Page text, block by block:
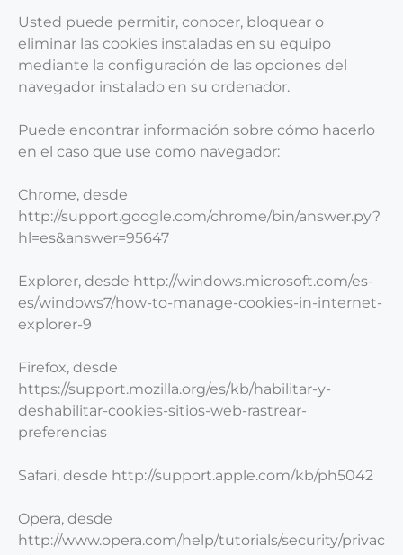
Usted puede permitir, conocer, bloquear o
eliminar las cookies instaladas en su equipo
mediante la configuración de las opciones del
navegador instalado en su ordenador.
Puede encontrar información sobre cómo hacerlo
en el caso que use como navegador:
Chrome, desde
http://support.google.com/chrome/bin/answer.py?
hl=es&answer=95647
Explorer, desde http://windows.microsoft.com/es-
es/windows7/how-to-manage-cookies-in-internet-
explorer-9
Firefox, desde
https://support.mozilla.org/es/kb/habilitar-y-
deshabilitar-cookies-sitios-web-rastrear-
preferencias
Safari, desde http://support.apple.com/kb/ph5042
Opera, desde
http://www.opera.com/help/tutorials/security/privac